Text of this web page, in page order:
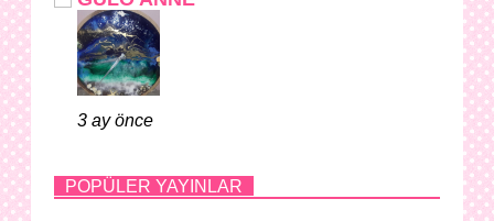
3 ay önce
POPÜLER YAYINLAR